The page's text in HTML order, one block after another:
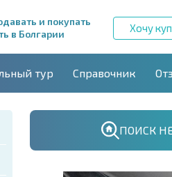
и покупать
в Болгарии
Хочу
тур Справочник
ПОИСК